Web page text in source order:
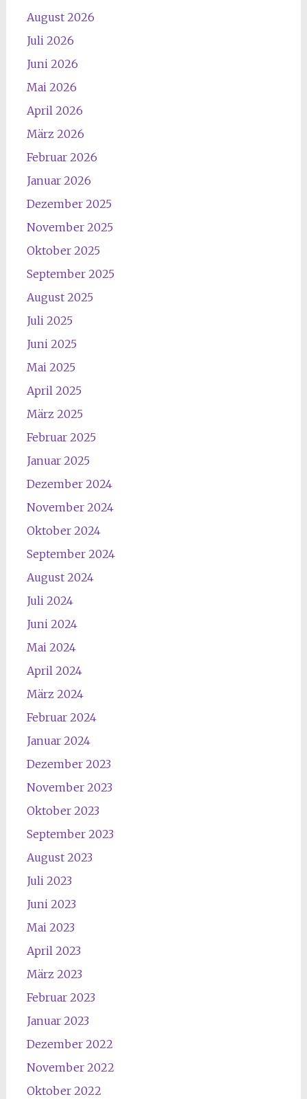
August 2026
Juli 2026
Juni 2026
Mai 2026
April 2026
März 2026
Februar 2026
Januar 2026
Dezember 2025
November 2025
Oktober 2025
September 2025
August 2025
Juli 2025
Juni 2025
Mai 2025
April 2025
März 2025
Februar 2025
Januar 2025
Dezember 2024
November 2024
Oktober 2024
September 2024
August 2024
Juli 2024
Juni 2024
Mai 2024
April 2024
März 2024
Februar 2024
Januar 2024
Dezember 2023
November 2023
Oktober 2023
September 2023
August 2023
Juli 2023
Juni 2023
Mai 2023
April 2023
März 2023
Februar 2023
Januar 2023
Dezember 2022
November 2022
Oktober 2022